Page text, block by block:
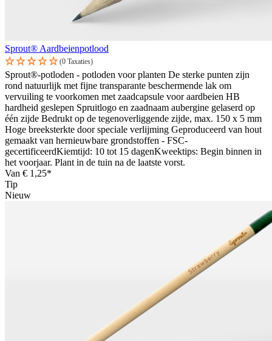
Sprout® Aardbeienpotlood
(0 Taxaties)
Sprout®-potloden - potloden voor planten De sterke punten zijn
rond natuurlijk met fijne transparante beschermende lak om
vervuiling te voorkomen met zaadcapsule voor aardbeien HB
hardheid geslepen Spruitlogo en zaadnaam aubergine gelaserd op
één zijde Bedrukt op de tegenoverliggende zijde, max. 150 x 5 mm
Hoge breeksterkte door speciale verlijming Geproduceerd van hout
gemaakt van hernieuwbare grondstoffen - FSC-
gecertificeerdKiemtijd: 10 tot 15 dagenKweektips: Begin binnen in
het voorjaar. Plant in de tuin na de laatste vorst.
Van € 1,25*
Tip
Nieuw